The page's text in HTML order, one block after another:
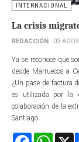
INTERNACIONAL
La crisis
REDACCIÓN 03
Ya se reconoce que
desde Marruecos a
¿Un pase de factura
es utilizada por la
colaboración de la
Santiago.
Facebook